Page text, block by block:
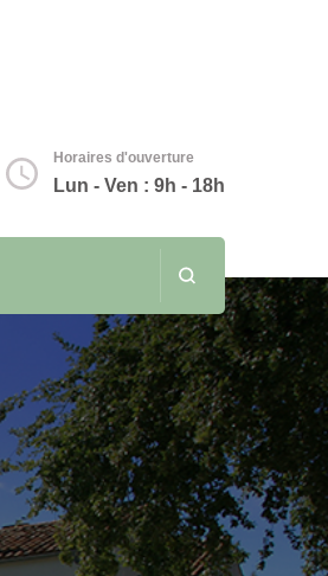
Horaires d'ouverture
Lun - Ven : 9h - 18h